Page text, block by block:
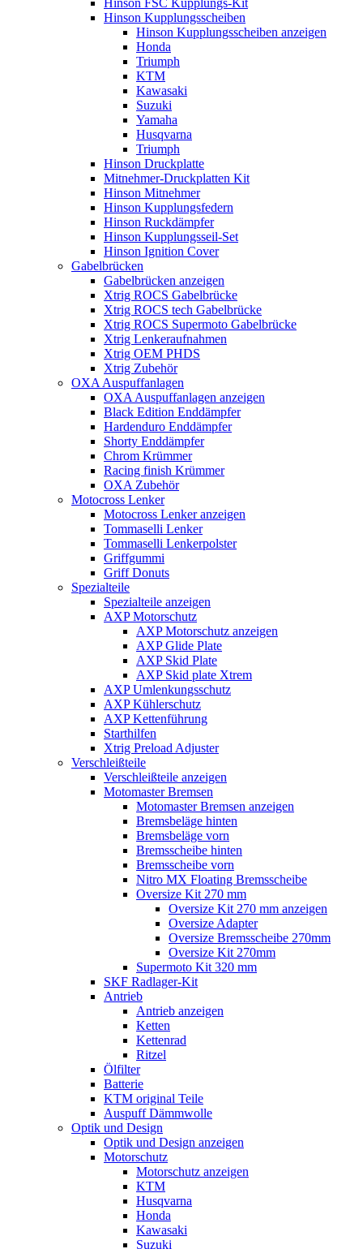
Hinson Kupplungsscheiben
Hinson Kupplungsscheiben anzeigen
Honda
Triumph
KTM
Kawasaki
Suzuki
Yamaha
Husqvarna
Triumph
Hinson Druckplatte
Mitnehmer-Druckplatten Kit
Hinson Mitnehmer
Hinson Kupplungsfedern
Hinson Ruckdämpfer
Hinson Kupplungsseil-Set
Hinson Ignition Cover
Gabelbrücken
Gabelbrücken anzeigen
Xtrig ROCS Gabelbrücke
Xtrig ROCS tech Gabelbrücke
Xtrig ROCS Supermoto Gabelbrücke
Xtrig Lenkeraufnahmen
Xtrig OEM PHDS
Xtrig Zubehör
OXA Auspuffanlagen
OXA Auspuffanlagen anzeigen
Black Edition Enddämpfer
Hardenduro Enddämpfer
Shorty Enddämpfer
Chrom Krümmer
Racing finish Krümmer
OXA Zubehör
Motocross Lenker
Motocross Lenker anzeigen
Tommaselli Lenker
Tommaselli Lenkerpolster
Griffgummi
Griff Donuts
Spezialteile
Spezialteile anzeigen
AXP Motorschutz
AXP Motorschutz anzeigen
AXP Glide Plate
AXP Skid Plate
AXP Skid plate Xtrem
AXP Umlenkungsschutz
AXP Kühlerschutz
AXP Kettenführung
Starthilfen
Xtrig Preload Adjuster
Verschleißteile
Verschleißteile anzeigen
Motomaster Bremsen
Motomaster Bremsen anzeigen
Bremsbeläge hinten
Bremsbeläge vorn
Bremsscheibe hinten
Bremsscheibe vorn
Nitro MX Floating Bremsscheibe
Oversize Kit 270 mm
Oversize Kit 270 mm anzeigen
Oversize Adapter
Oversize Bremsscheibe 270mm
Oversize Kit 270mm
Supermoto Kit 320 mm
SKF Radlager-Kit
Antrieb
Antrieb anzeigen
Ketten
Kettenrad
Ritzel
Ölfilter
Batterie
KTM original Teile
Auspuff Dämmwolle
Optik und Design
Optik und Design anzeigen
Motorschutz
Motorschutz anzeigen
KTM
Husqvarna
Honda
Kawasaki
Suzuki